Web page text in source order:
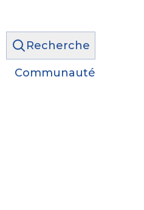
Recherche
Communauté